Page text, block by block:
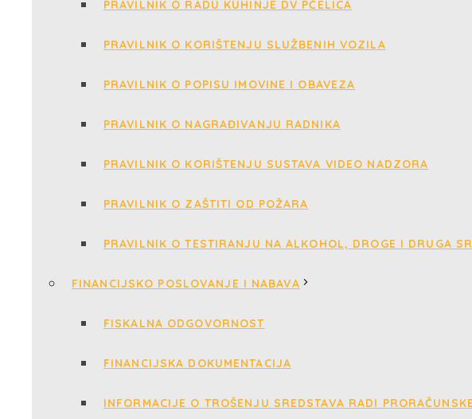
PRAVILNIK O RADU KUHINJE DV PČELICA
PRAVILNIK O KORIŠTENJU SLUŽBENIH VOZILA
PRAVILNIK O POPISU IMOVINE I OBAVEZA
PRAVILNIK O NAGRAĐIVANJU RADNIKA
PRAVILNIK O KORIŠTENJU SUSTAVA VIDEO NADZORA
PRAVILNIK O ZAŠTITI OD POŽARA
PRAVILNIK O TESTIRANJU NA ALKOHOL, DROGE I DRUGA
FINANCIJSKO POSLOVANJE I NABAVA
FISKALNA ODGOVORNOST
FINANCIJSKA DOKUMENTACIJA
INFORMACIJE O TROŠENJU SREDSTAVA RADI